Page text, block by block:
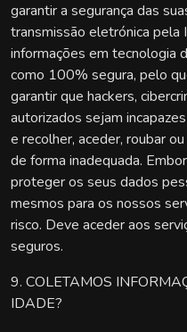
garantir a segurança das
transmissão eletrónica pela
informações em tecnologia
como 100% segura, pelo
garantir que hackers,
autorizados sejam
e recolher, aceder, roubar
de forma inadequada.
proteger os seus dados
mesmos para os nossos
risco. Deve aceder aos
seguros.
9. COLETAMOS
IDADE?